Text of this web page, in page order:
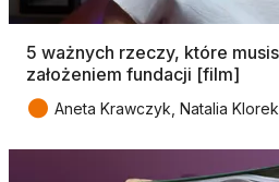
5 ważnych rzeczy, które
założeniem fundacji [film]
● Aneta Krawczyk, Natalia